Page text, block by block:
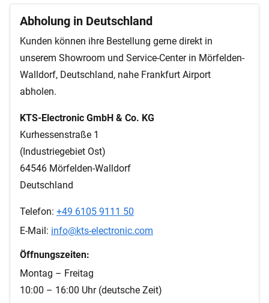
Abholung in Deutschland
Kunden können ihre Bestellung gerne direkt in
unserem Showroom und Service-Center in Mörfelden-
Walldorf, Deutschland, nahe Frankfurt Airport
abholen.
KTS-Electronic GmbH & Co. KG
Kurhessenstraße 1
(Industriegebiet Ost)
64546 Mörfelden-Walldorf
Deutschland
Telefon: +49 6105 9111 50
E-Mail: info@kts-electronic.com
Öffnungszeiten:
Montag – Freitag
10:00 – 16:00 Uhr (deutsche Zeit)